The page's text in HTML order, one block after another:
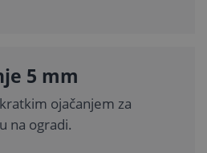
5 mm
ojačanjem za
na ogradi.